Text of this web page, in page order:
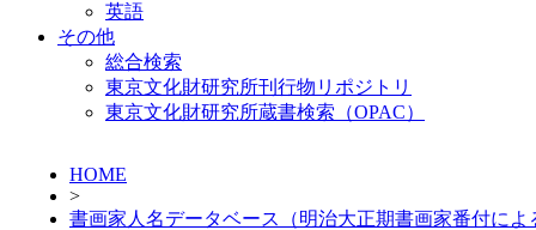
英語
その他
総合検索
東京文化財研究所刊行物リポジトリ
東京文化財研究所蔵書検索（OPAC）
HOME
>
書画家人名データベース（明治大正期書画家番付によ